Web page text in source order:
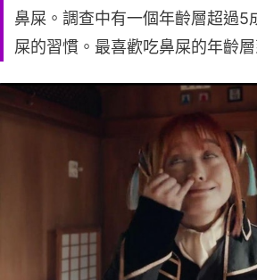
鼻屎。調查中有一個年齡層超過5
屎的習慣。最喜歡吃鼻屎的年齡